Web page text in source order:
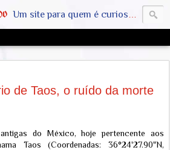
Um site para quem é curioso e também quer estar ciente das notícias que geralmente não aparecem na grande mídia. Abram a mente, pensem fora da caixinha. SAIAM DA MATRIX !! A VERDADE ESTÁ LA FORA
de Taos, o ruído da morte
do México, hoje pertencente aos
Taos (Coordenadas: 36°24'27.90"N,